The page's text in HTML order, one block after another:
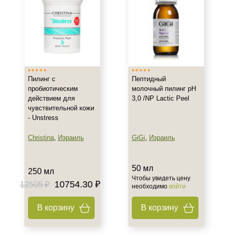
Пилинг с
пробиотическим
действием для
чувствительной кожи
- Unstress
Christina, Израиль
250 мл
12505 ₽
10754.30 ₽
В корзину
Пептидный
молочный пилинг рН
3,0 /NP Lactic Peel
GiGi, Израиль
50 мл
Чтобы увидеть цену
необходимо войти
В корзину